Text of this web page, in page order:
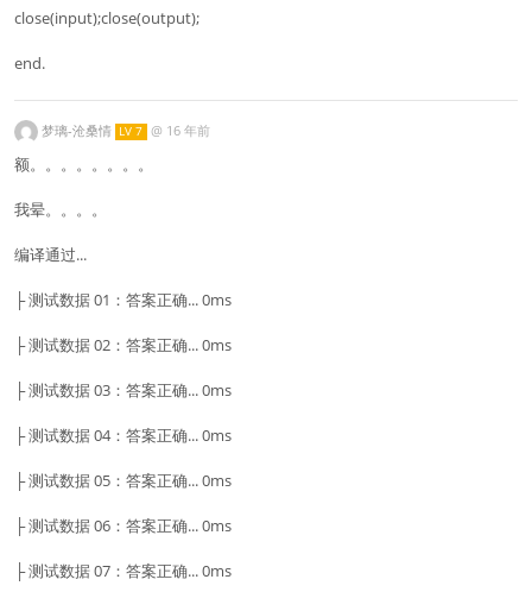
close(input);close(output);
end.
梦璃-沧桑情 LV 7 @ 16 年前
额。。。。。。。。
我晕。。。。
编译通过...
├ 测试数据 01：答案正确... 0ms
├ 测试数据 02：答案正确... 0ms
├ 测试数据 03：答案正确... 0ms
├ 测试数据 04：答案正确... 0ms
├ 测试数据 05：答案正确... 0ms
├ 测试数据 06：答案正确... 0ms
├ 测试数据 07：答案正确... 0ms